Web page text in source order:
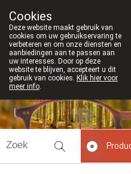
089/
gesloten
Cookies
Deze website maakt gebruik van
cookies om uw gebruikservaring te
verbeteren en om onze diensten en
aanbiedingen aan te passen aan
uw interesses. Door op deze
website te blijven, accepteert u dit
gebruik van cookies. Klik hier voor
meer info.